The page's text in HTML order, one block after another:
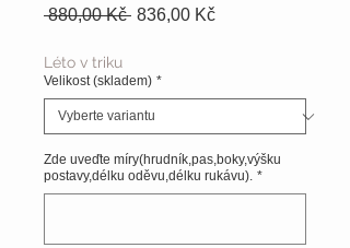
880,00 Kč Běžná
836,00 KčZvýhodněná
Léto v triku
Velikost (skladem) *
Zde uveďte míry(hrudník,pas,boky,výšku
postavy,délku oděvu,délku rukávu). *